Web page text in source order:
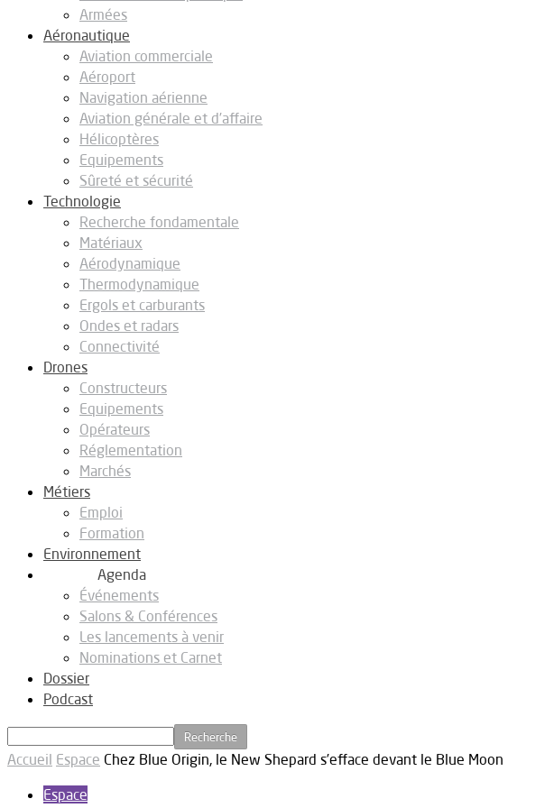
Armées
Aéronautique
Aviation commerciale
Aéroport
Navigation aérienne
Aviation générale et d’affaire
Hélicoptères
Equipements
Sûreté et sécurité
Technologie
Recherche fondamentale
Matériaux
Aérodynamique
Thermodynamique
Ergols et carburants
Ondes et radars
Connectivité
Drones
Constructeurs
Equipements
Opérateurs
Réglementation
Marchés
Métiers
Emploi
Formation
Environnement
Agenda
Événements
Salons & Conférences
Les lancements à venir
Nominations et Carnet
Dossier
Podcast
Accueil Espace Chez Blue Origin, le New Shepard s’efface devant le Blue Moon
Espace